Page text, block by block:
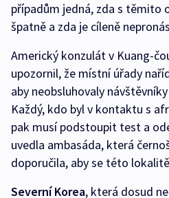
případům jedná, zda s těmito
špatně a zda je cíleně
Americký konzulát v Kuang-
upozornil, že místní úřady
aby neobsluhovaly
Každý, kdo byl v kontaktu s
pak musí podstoupit test a
uvedla ambasáda, která
doporučila, aby se této
Severní Korea, která dosud